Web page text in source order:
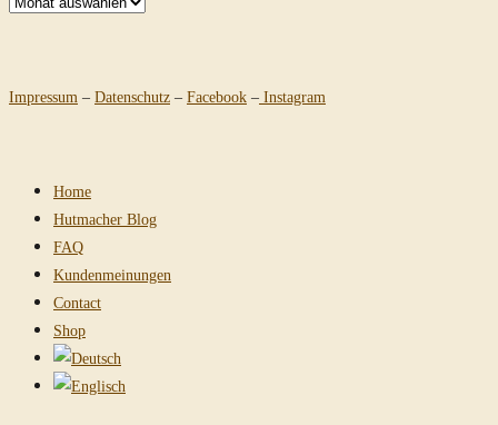
Impressum – Datenschutz – Facebook – Instagram
Home
Hutmacher Blog
FAQ
Kundenmeinungen
Contact
Shop